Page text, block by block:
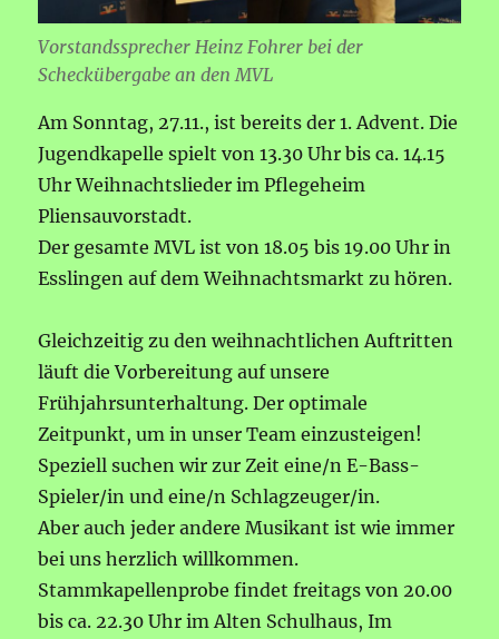
Vorstandssprecher Heinz Fohrer bei der
Scheckübergabe an den MVL
Am Sonntag, 27.11., ist bereits der 1. Advent. Die
Jugendkapelle spielt von 13.30 Uhr bis ca. 14.15
Uhr Weihnachtslieder im Pflegeheim
Pliensauvorstadt.
Der gesamte MVL ist von 18.05 bis 19.00 Uhr in
Esslingen auf dem Weihnachtsmarkt zu hören.
Gleichzeitig zu den weihnachtlichen Auftritten
läuft die Vorbereitung auf unsere
Frühjahrsunterhaltung. Der optimale
Zeitpunkt, um in unser Team einzusteigen!
Speziell suchen wir zur Zeit eine/n E-Bass-
Spieler/in und eine/n Schlagzeuger/in.
Aber auch jeder andere Musikant ist wie immer
bei uns herzlich willkommen.
Stammkapellenprobe findet freitags von 20.00
bis ca. 22.30 Uhr im Alten Schulhaus, Im